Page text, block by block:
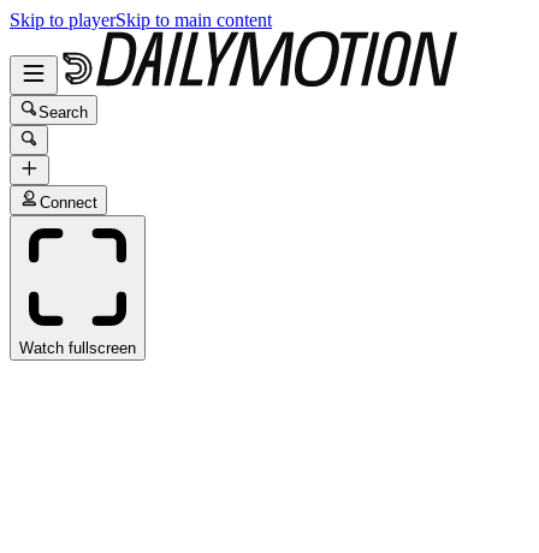
Skip to playerSkip to main content
Search
Connect
Watch fullscreen